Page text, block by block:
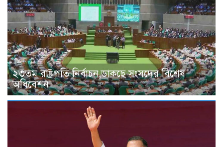
২৩তম রাষ্ট্রপতি নির্বাচন,ডাকছে সংসদের বিশেষ
অধিবেশন